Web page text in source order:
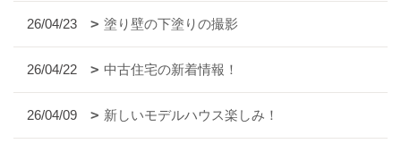
26/04/23 塗り壁の下塗りの撮影
26/04/22 中古住宅の新着情報！
26/04/09 新しいモデルハウス楽しみ！